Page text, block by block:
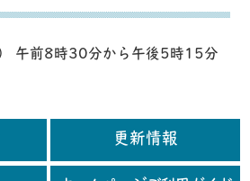
午前8時30分から午後5時15分
更新情報